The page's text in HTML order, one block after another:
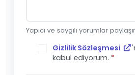
Yapıcı ve saygılı yorumlar
Gizlilik Sözleşmesi
kabul ediyorum. *